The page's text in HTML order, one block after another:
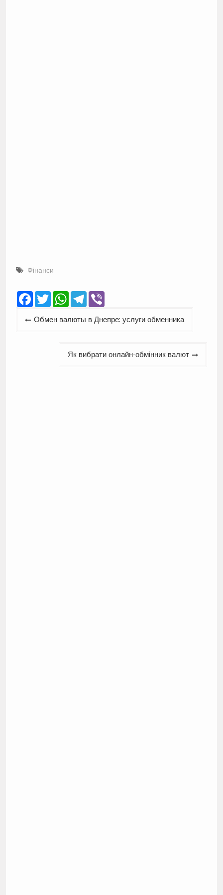
Фінанси
Facebook
TwitterWhatsApp
Telegram
Viber
Навігація
Обмен валюты в Днепре: услуги обменника
Як вибрати онлайн-обмінник валют